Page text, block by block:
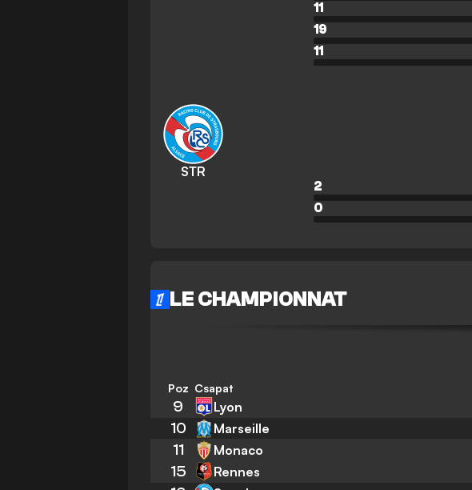
11
19
11
STR
2
0
LE CHAMPIONNAT
Poz Csapat
9 Lyon
10 Marseille
11 Monaco
15 Rennes